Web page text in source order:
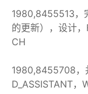
1980,8455513，
的更新），设计
CH
1980,8455708，
D_ASSISTANT，